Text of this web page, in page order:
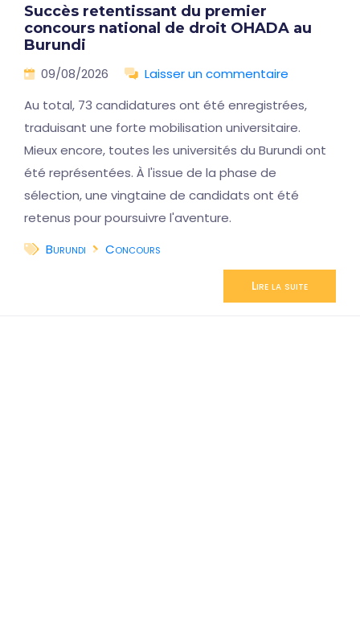
Succès retentissant du premier
concours national de droit OHADA au
Burundi
09/08/2026
Laisser un commentaire
Au total, 73 candidatures ont été enregistrées,
traduisant une forte mobilisation universitaire.
Mieux encore, toutes les universités du Burundi ont
été représentées. À l'issue de la phase de
sélection, une vingtaine de candidats ont été
retenus pour poursuivre l'aventure.
Burundi
Concours
Lire la suite